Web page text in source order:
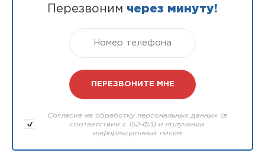
Перезвоним через минуту!
Согласие на обработку персональных данных (в
соответствии с 152-ФЗ) и получении
информационных писем